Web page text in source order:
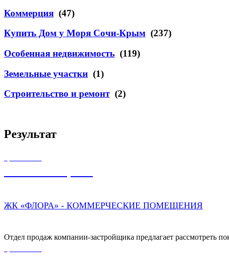
Коммерция (47)
Купить Дом у Моря Сочи-Крым (237)
Особенная недвижимость (119)
Земельные участки (1)
Строительство и ремонт(2)
Результат
ЖК «ФЛОРА» - КОММЕРЧЕСКИЕ ПОМЕЩЕНИЯ
Отдел продаж компании-застройщика предлагает рассмотреть